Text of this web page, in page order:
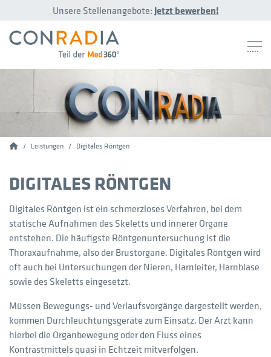
Unsere Stellenangebote: Jetzt bewerben!
Conradia
Leistungen Digitales Röntgen
DIGITALES RÖNTGEN
Digitales Röntgen ist ein schmerzloses Verfahren, bei dem
statische Aufnahmen des Skeletts und innerer Organe
entstehen. Die häufigste Röntgenuntersuchung ist die
Thoraxaufnahme, also der Brustorgane. Digitales Röntgen wird
oft auch bei Untersuchungen der Nieren, Harnleiter, Harnblase
sowie des Skeletts eingesetzt.
Müssen Bewegungs- und Verlaufsvorgänge dargestellt werden,
kommen Durchleuchtungsgeräte zum Einsatz. Der Arzt kann
hierbei die Organbewegung oder den Fluss eines
Kontrastmittels quasi in Echtzeit mitverfolgen.